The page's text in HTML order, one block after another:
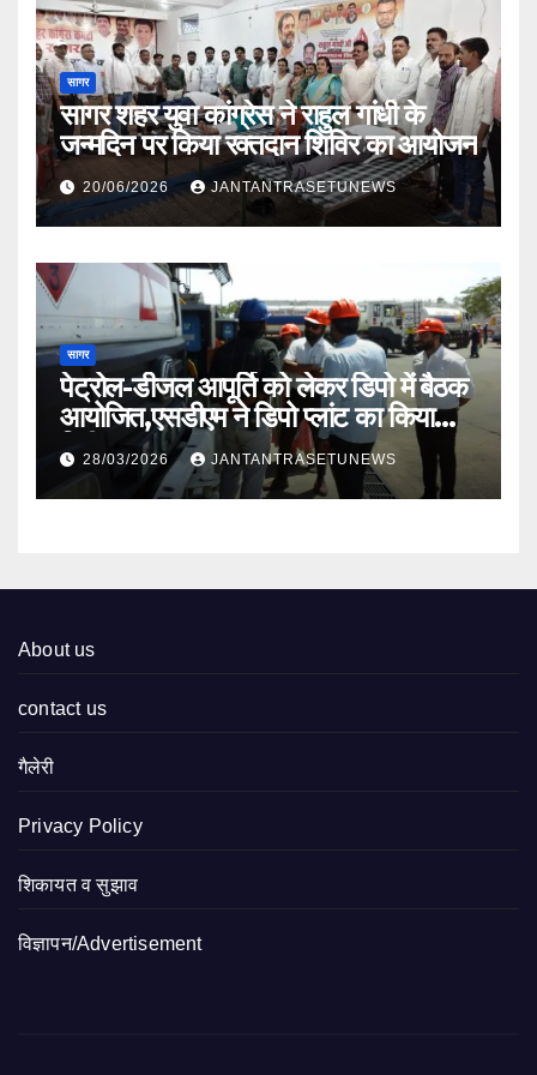
सागर
सागर शहर युवा कांग्रेस ने राहुल गांधी के
जन्मदिन पर किया रक्तदान शिविर का आयोजन
20/06/2026 JANTANTRASETUNEWS
सागर
पेट्रोल-डीजल आपूर्ति को लेकर डिपो में बैठक
आयोजित,एसडीएम ने डिपो प्लांट का किया
निरीक्षण
28/03/2026 JANTANTRASETUNEWS
About us
contact us
गैलेरी
Privacy Policy
शिकायत व सुझाव
विज्ञापन/Advertisement